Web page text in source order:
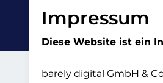
Impressum
Diese Website ist ein
barely digital GmbH &